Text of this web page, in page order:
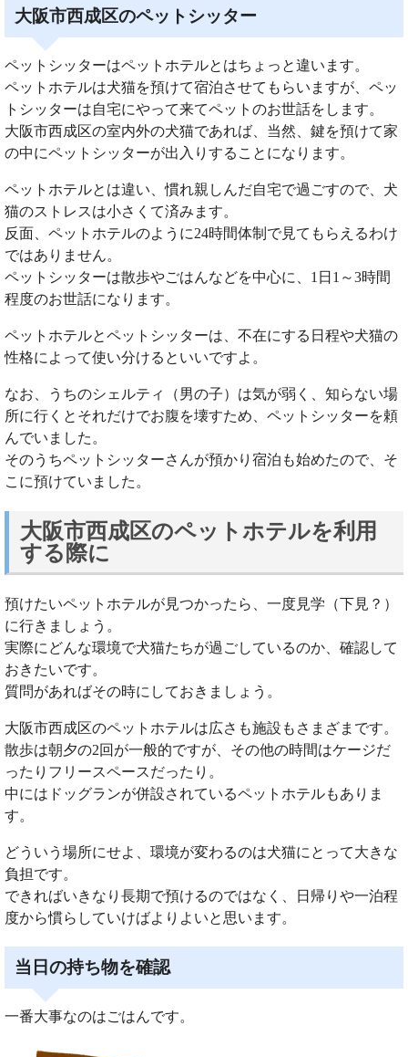
大阪市西成区のペットシッター
ペットシッターはペットホテルとはちょっと違います。
ペットホテルは犬猫を預けて宿泊させてもらいますが、ペッ
トシッターは自宅にやって来てペットのお世話をします。
大阪市西成区の室内外の犬猫であれば、当然、鍵を預けて家
の中にペットシッターが出入りすることになります。
ペットホテルとは違い、慣れ親しんだ自宅で過ごすので、犬
猫のストレスは小さくて済みます。
反面、ペットホテルのように24時間体制で見てもらえるわけ
ではありません。
ペットシッターは散歩やごはんなどを中心に、1日1～3時間
程度のお世話になります。
ペットホテルとペットシッターは、不在にする日程や犬猫の
性格によって使い分けるといいですよ。
なお、うちのシェルティ（男の子）は気が弱く、知らない場
所に行くとそれだけでお腹を壊すため、ペットシッターを頼
んでいました。
そのうちペットシッターさんが預かり宿泊も始めたので、そ
こに預けていました。
大阪市西成区のペットホテルを利用
する際に
預けたいペットホテルが見つかったら、一度見学（下見？）
に行きましょう。
実際にどんな環境で犬猫たちが過ごしているのか、確認して
おきたいです。
質問があればその時にしておきましょう。
大阪市西成区のペットホテルは広さも施設もさまざまです。
散歩は朝夕の2回が一般的ですが、その他の時間はケージだ
ったりフリースペースだったり。
中にはドッグランが併設されているペットホテルもありま
す。
どういう場所にせよ、環境が変わるのは犬猫にとって大きな
負担です。
できればいきなり長期で預けるのではなく、日帰りや一泊程
度から慣らしていけばよりよいと思います。
当日の持ち物を確認
一番大事なのはごはんです。